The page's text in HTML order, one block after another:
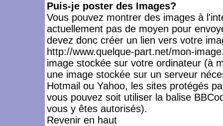
Puis-je poster des Images?
Vous pouvez montrer des images à
actuellement pas de moyen pour
devez donc créer un lien vers votre
http://www.quelque-part.net/mon-
image stockée sur votre ordinateur (à
une image stockée sur un serveur
Hotmail ou Yahoo, les sites protégés
vous pouvez soit utiliser la balise
vous y êtes autorisés).
Revenir en haut